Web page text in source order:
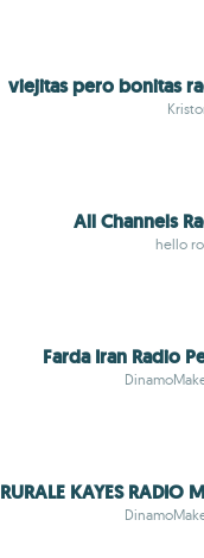
viejitas pero bonitas
All Channels
hello
Farda Iran Radio
RURALE KAYES RADIO